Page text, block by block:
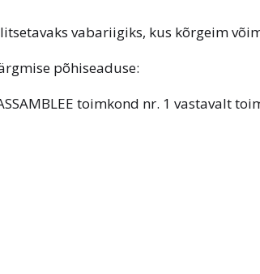
vabariigiks, kus kõrgeim
põhiseaduse:
toimkond nr. 1 vastavalt